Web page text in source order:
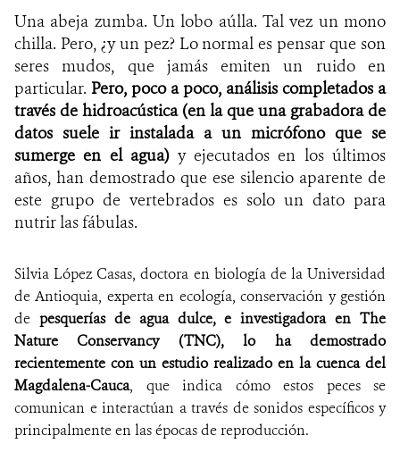
Una abeja zumba. Un lobo aúlla. Tal vez un mono
chilla. Pero, ¿y un pez? Lo normal es pensar que son
seres mudos, que jamás emiten un ruido en
particular. Pero, poco a poco, análisis completados a
través de hidroacústica (en la que una grabadora de
datos suele ir instalada a un micrófono que se
sumerge en el agua)y ejecutados en los últimos
años, han demostrado que ese silencio aparente de
este grupo de vertebrados es solo un dato para
nutrir las fábulas.
SilviaLópez Casas, doctora en biología de la Universidad
de Antioquia, experta en ecología, conservación y gestión
de pesquerías de agua dulce, e investigadora en The
Nature Conservancy (TNC), lo ha demostrado
recientemente con un estudio realizado en la cuenca del
Magdalena-Cauca, que indica cómo estos peces se
comunican e interactúan a través de sonidos específicos y
principalmente en las épocas de reproducción.